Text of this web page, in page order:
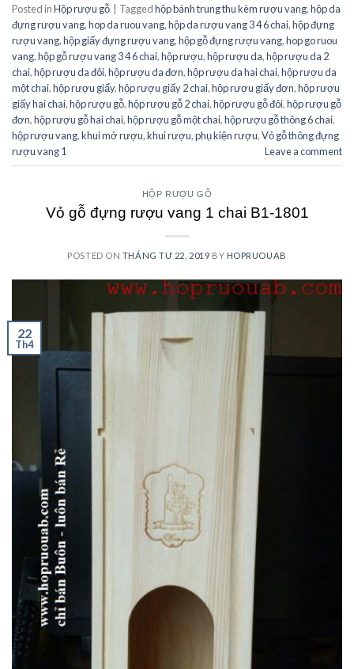
Posted inHộp rượu gỗ Taggedhộp bánh trung thu kèm rượu vang,hộp da
đựng rượu vang,hop da ruou vang,hộp da rượu vang 3 4 6 chai,hộp đựng
rượu vang,hộp giấy đựng rượu vang,hộp gỗ đựng rượu vang,hop go ruou
vang,hộp gỗ rượu vang 3 4 6 chai,hộp rượu,hộp rượu da,hộp rượu da 2
chai,hộp rượu da đôi,hộp rượu da đơn,hộp rượu da hai chai,hộp rượu da
một chai,hộp rượu giấy,hộp rượu giấy 2 chai,hộp rượu giấy đơn,hộp rượu
giấy hai chai,hộp rượu gỗ,hộp rượu gỗ 2 chai,hộp rượu gỗ đôi,hộp rượu gỗ
đơn,hộp rượu gỗ hai chai,hộp rượu gỗ một chai,hộp rượu gỗ thông 6 chai,
hộp rượu vang,khui mở rượu,khui rượu,phụ kiện rượu,Vỏ gỗ thông đựng
rượu vang 1
Leave a comment
HỘP RƯỢU GỖ
Vỏ gỗ đựng rượu vang 1 chai B1-1801
POSTED ON THÁNG TƯ 22, 2019 BY HOPRUOUAB
22
Th4